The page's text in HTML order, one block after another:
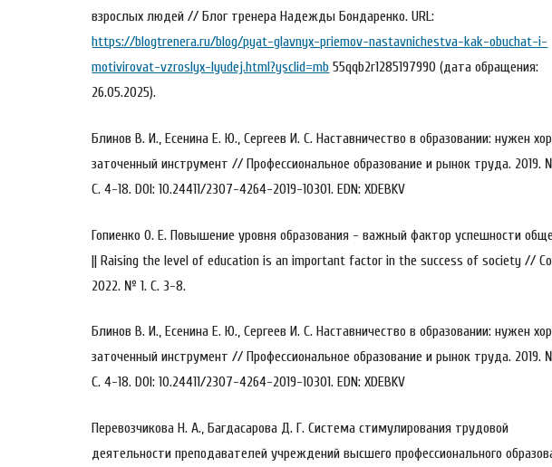
взрослых людей // Блог тренера Надежды Бондаренко. URL:
https://blogtrenera.ru/blog/pyat-glavnyx-priemov-nastavnichestva-kak-obuchat-i-
motivirovat-vzroslyx-lyudej.html?ysclid=mb 55qqb2r1285197990 (дата обращения:
26.05.2025).
Блинов В. И., Есенина Е. Ю., Сергеев И. С. Наставничество в образовании: нужен
заточенный инструмент // Профессиональное образование и рынок труда. 2019.
С. 4-18. DOI: 10.24411/2307-4264-2019-10301. EDN: XDEBKV
Гопиенко О. Е. Повышение уровня образования - важный фактор успешности
|| Raising the level of education is an important factor in the success of society //
2022. № 1. С. 3-8.
Блинов В. И., Есенина Е. Ю., Сергеев И. С. Наставничество в образовании: нужен
заточенный инструмент // Профессиональное образование и рынок труда. 2019.
С. 4-18. DOI: 10.24411/2307-4264-2019-10301. EDN: XDEBKV
Перевозчикова Н. А., Багдасарова Д. Г. Система стимулирования трудовой
деятельности преподавателей учреждений высшего профессионального